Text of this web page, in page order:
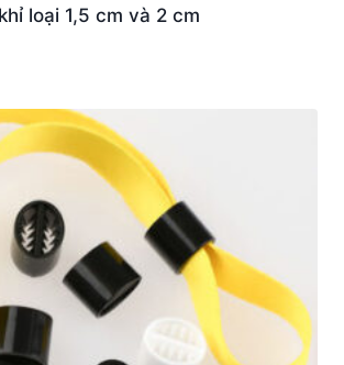
loại 1,5 cm và 2 cm